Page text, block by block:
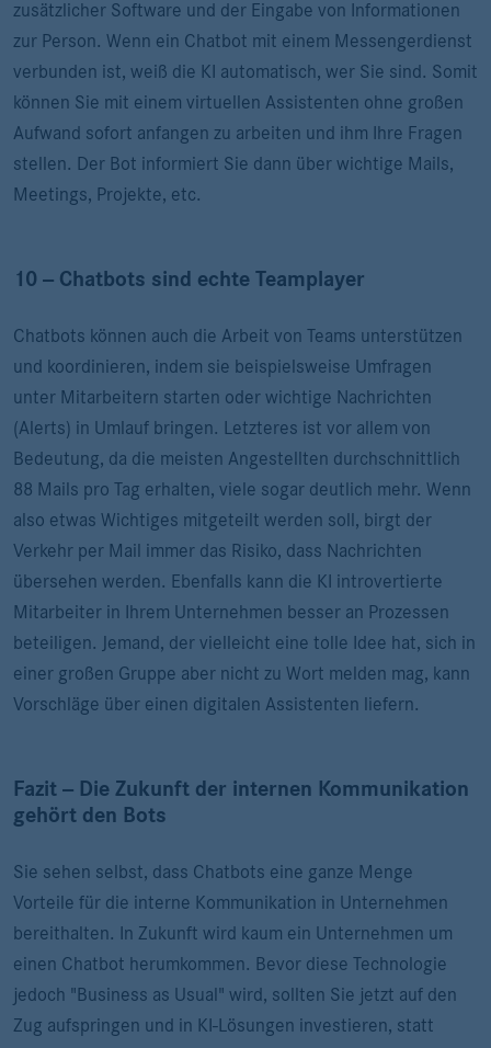
zusätzlicher Software und der Eingabe von Informationen
zur Person. Wenn ein Chatbot mit einem Messengerdienst
verbunden ist, weiß die KI automatisch, wer Sie sind. Somit
können Sie mit einem virtuellen Assistenten ohne großen
Aufwand sofort anfangen zu arbeiten und ihm Ihre Fragen
stellen. Der Bot informiert Sie dann über wichtige Mails,
Meetings, Projekte, etc.
10 -- Chatbots sind echte Teamplayer
Chatbots können auch die Arbeit von Teams unterstützen
und koordinieren, indem sie beispielsweise Umfragen
unter Mitarbeitern starten oder wichtige Nachrichten
(Alerts) in Umlauf bringen. Letzteres ist vor allem von
Bedeutung, da die meisten Angestellten durchschnittlich
88 Mails pro Tag erhalten, viele sogar deutlich mehr. Wenn
also etwas Wichtiges mitgeteilt werden soll, birgt der
Verkehr per Mail immer das Risiko, dass Nachrichten
übersehen werden. Ebenfalls kann die KI introvertierte
Mitarbeiter in Ihrem Unternehmen besser an Prozessen
beteiligen. Jemand, der vielleicht eine tolle Idee hat, sich in
einer großen Gruppe aber nicht zu Wort melden mag, kann
Vorschläge über einen digitalen Assistenten liefern.
Fazit -- Die Zukunft der internen Kommunikation
gehört den Bots
Sie sehen selbst, dass Chatbots eine ganze Menge
Vorteile für die interne Kommunikation in Unternehmen
bereithalten. In Zukunft wird kaum ein Unternehmen um
einen Chatbot herumkommen. Bevor diese Technologie
jedoch "Business as Usual" wird, sollten Sie jetzt auf den
Zug aufspringen und in KI-Lösungen investieren, statt